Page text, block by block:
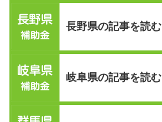
長野県の記事を読む
岐阜県の記事を読む